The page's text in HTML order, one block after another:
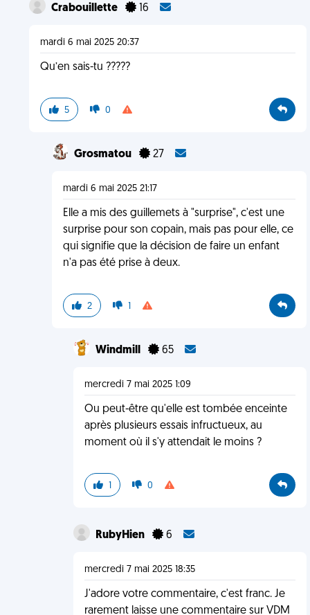
Crabouillette 16
mardi 6 mai 2025 20:37
Qu’en sais-tu ?????
5 0
Grosmatou 27
mardi 6 mai 2025 21:17
Elle a mis des guillemets à "surprise", c'est une
surprise pour son copain, mais pas pour elle, ce
qui signifie que la décision de faire un enfant
n'a pas été prise à deux.
2 1
Windmill 65
mercredi 7 mai 2025 1:09
Ou peut-être qu'elle est tombée enceinte
après plusieurs essais infructueux, au
moment où il s'y attendait le moins ?
1 0
RubyHien 6
mercredi 7 mai 2025 18:35
J'adore votre commentaire, c'est franc. Je
rarement laisse une commentaire sur VDM